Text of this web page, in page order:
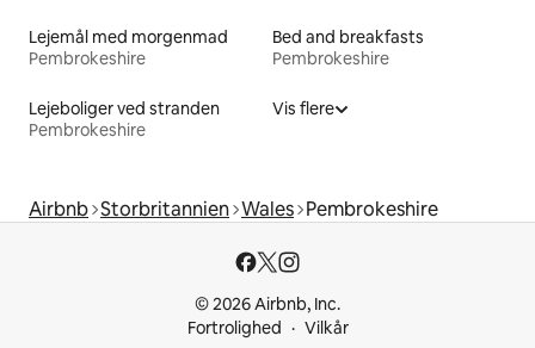
Lejemål med morgenmad
Pembrokeshire
Bed and breakfasts
Pembrokeshire
Lejeboliger ved stranden
Pembrokeshire
Vis flere
Airbnb Storbritannien Wales Pembrokeshire
© 2026 Airbnb, Inc.
Fortrolighed
Vilkår